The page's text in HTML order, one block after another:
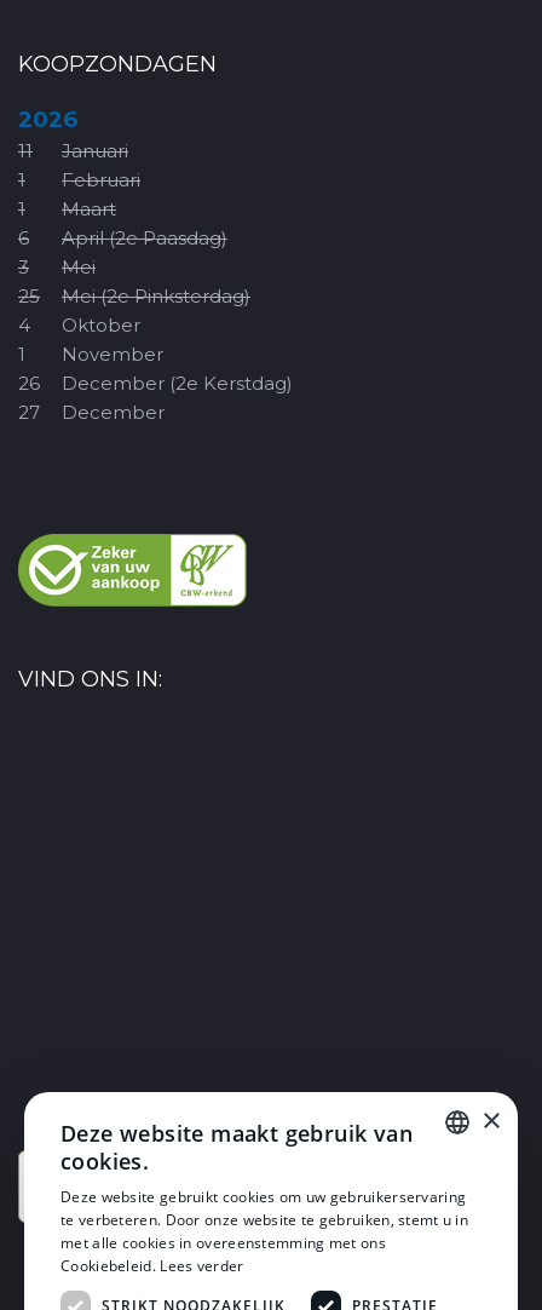
KOOPZONDAGEN
2026
11
Januari
1
Februari
1
Maart
6
April (2e Paasdag)
3
Mei
25
Mei (2e Pinksterdag)
4
Oktober
1
November
26
December (2e Kerstdag)
27
December
VIND ONS IN:
DUTCH
×
Deze website maakt gebruik van
cookies.
Deze website gebruikt cookies om uw gebruikerservaring
te verbeteren. Door onze website te gebruiken, stemt u in
met alle cookies in overeenstemming met ons
Cookiebeleid. Lees verder
STRIKT NOODZAKELIJK
PRESTATIE